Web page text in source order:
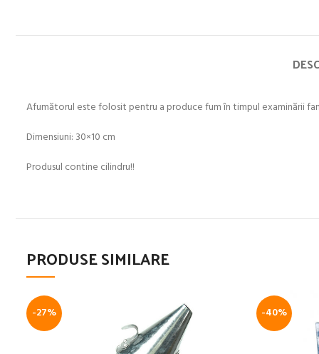
Afumătorul este folosit pentru a produce fum în timpul examinării
Dimensiuni: 30×10 cm
Produsul contine cilindru!!
PRODUSE SIMILARE
-27% -40%